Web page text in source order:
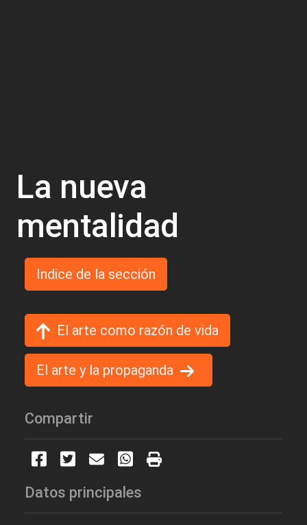
La nueva
mentalidad
Indice de la sección
El arte como razón de vida
El arte y la propaganda
Compartir
Datos principales